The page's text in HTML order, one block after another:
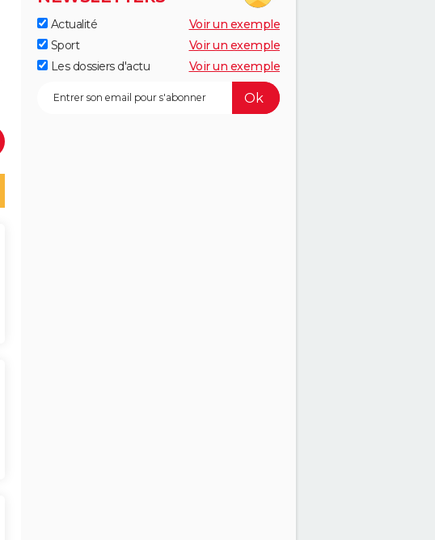
Actualité
Voir un exemple
Sport
Voir un exemple
Les dossiers d'actu
Voir un exemple